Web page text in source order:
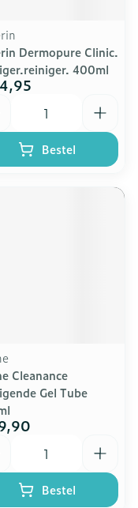
Dermopure Clinic.
400ml
Bestel
Cleanance
Gel Tube
Bestel